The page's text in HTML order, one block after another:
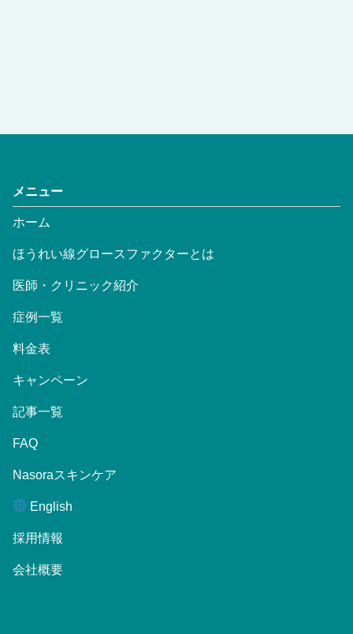
メニュー
ホーム
ほうれい線グロースファクターとは
医師・クリニック紹介
症例一覧
料金表
キャンペーン
記事一覧
FAQ
Nasoraスキンケア
English
採用情報
会社概要